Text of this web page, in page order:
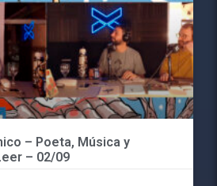
– Poeta, Música y
– 02/09